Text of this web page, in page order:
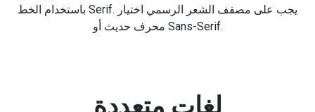
باستخدام الخط Serif. يجب على مصفف الشعر الرسمي اختيار
محرف حديث أو Sans-Serif.
لغات متعددة